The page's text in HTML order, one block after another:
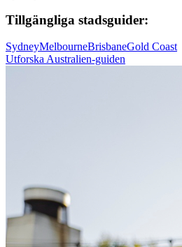
Tillgängliga stadsguider:
SydneyMelbourneBrisbaneGold Coast
Utforska Australien-guiden